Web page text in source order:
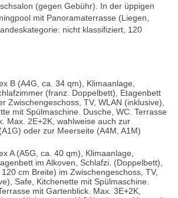
(gegen Gebühr). In der üppigen
mit Panoramaterrasse (Liegen,
nicht klassifiziert, 120
B (A4G, ca. 34 qm), Klimaanlage,
(franz. Doppelbett), Etagenbett
Zwischengeschoss, TV, WLAN (inklusive),
mit Spülmaschine. Dusche, WC. Terrasse
Max. 2E+2K, wahlweise auch zur
oder zur Meerseite (A4M, A1M)
A (A5G, ca. 40 qm), Klimaanlage,
im Alkoven, Schlafzi. (Doppelbett),
cm Breite) im Zwischengeschoss, TV,
Safe, Kitchenette mit Spülmaschine.
mit Gartenblick. Max. 3E+2K,